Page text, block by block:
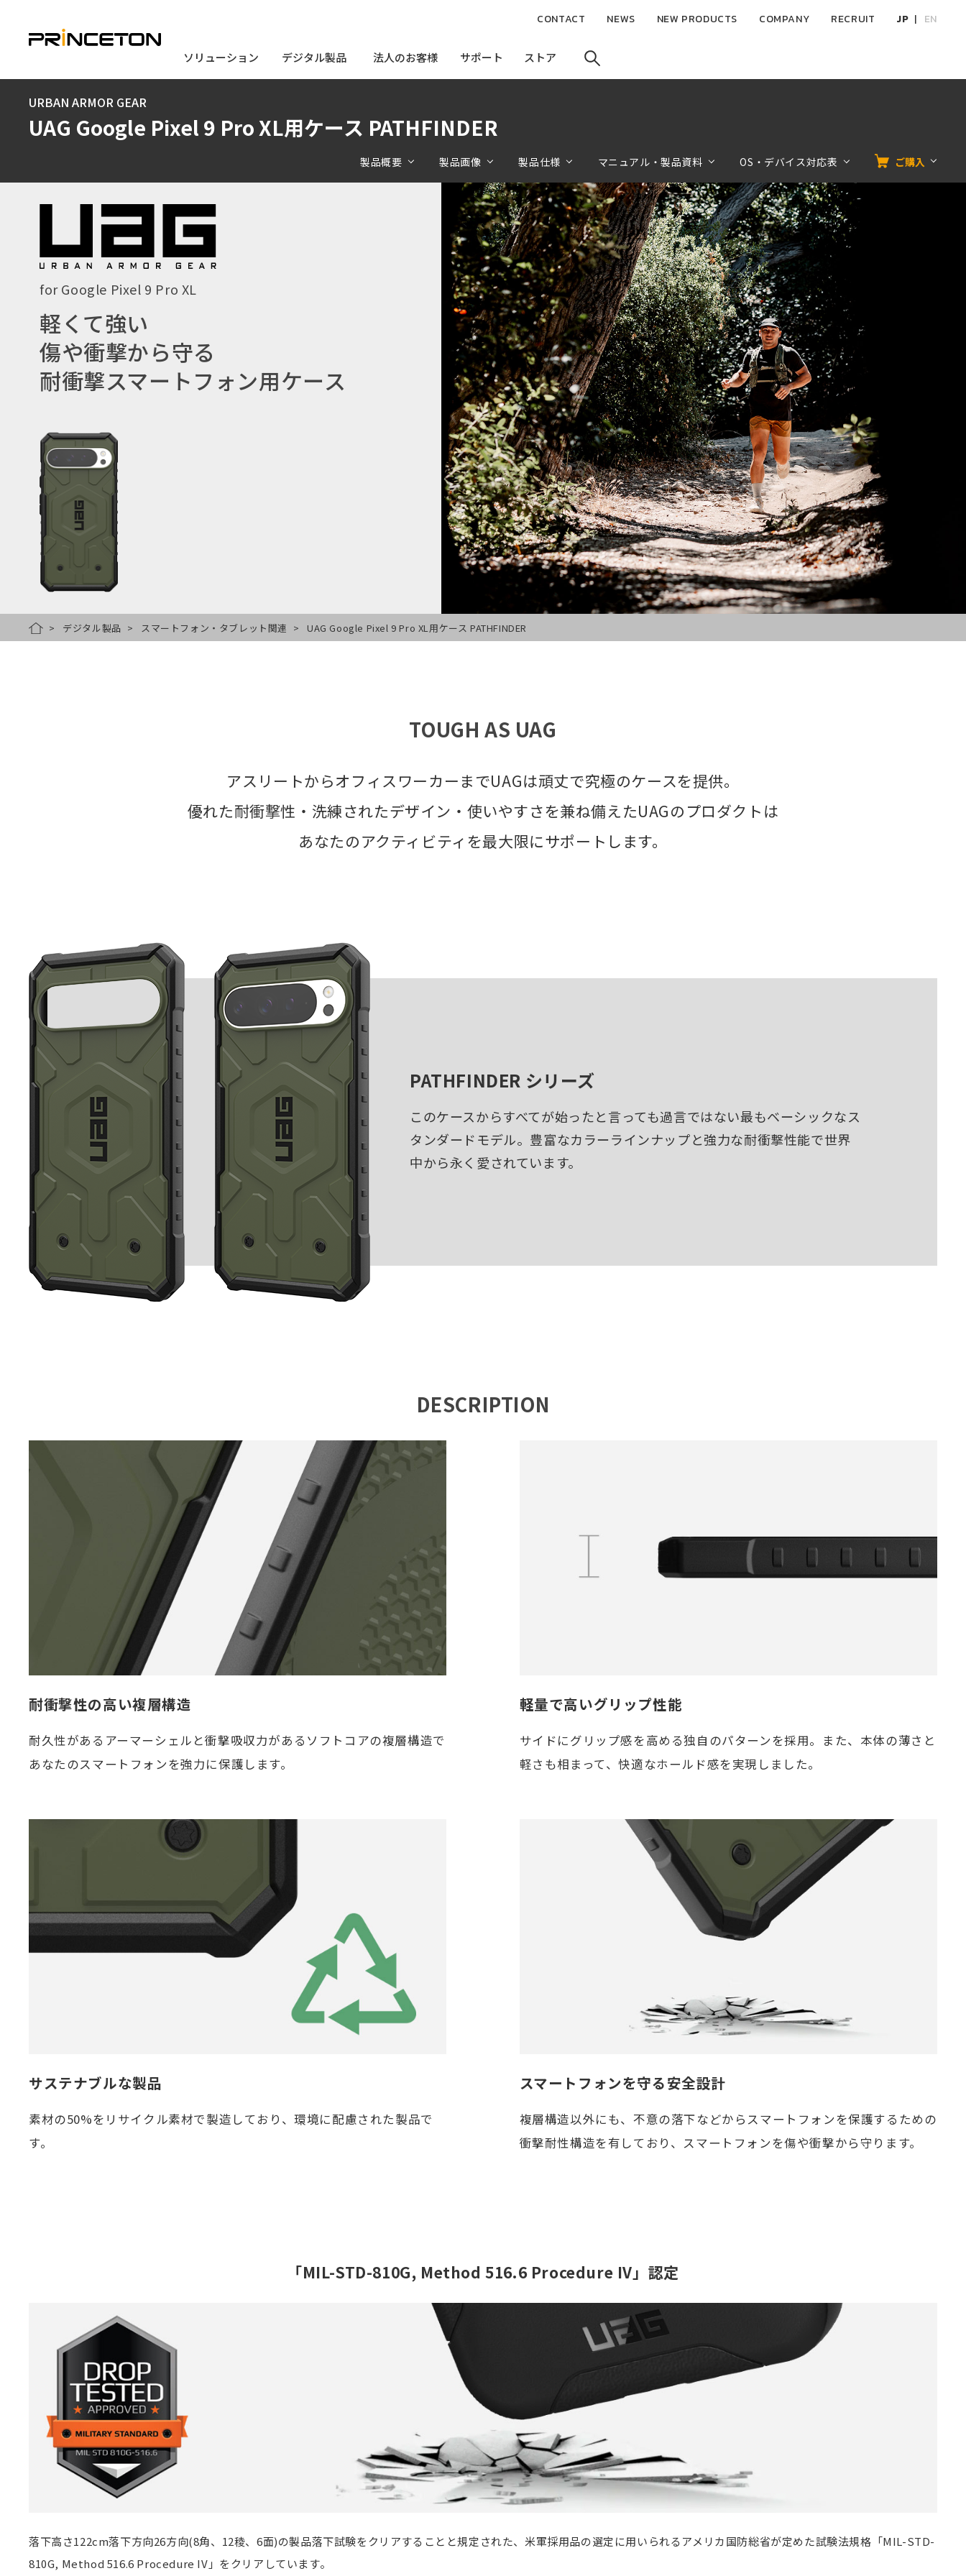
ン
ソリューション
ソリューション デジタル製品
デジタル製品 法人のお客様
法人のお客様 サポート
サポート ストア
ストア
CONTACT NEWS NEW PRODUCTS COMPANY RECRUIT JP EN
URBAN ARMOR GEAR
UAG Google Pixel 9 Pro XL用ケース PATHFINDER
製品概要 製品画像 製品仕様 マニュアル・製品資料 OS・デバイス対応表 ご購入
for Google Pixel 9 Pro XL
軽くて強い
傷や衝撃から守る
耐衝撃スマートフォン用ケース
HOMEデジタル製品 スマートフォン・タブレット関連 UAG Google Pixel 9 Pro XL用ケース PATHFINDER
TOUGH AS UAG
アスリートからオフィスワーカーまでUAGは頑丈で究極のケースを提供。
優れた耐衝撃性・洗練されたデザイン・使いやすさを兼ね備えたUAGのプロダクトは
あなたのアクティビティを最大限にサポートします。
PATHFINDER シリーズ
このケースからすべてが始ったと言っても過言ではない最もベーシックなス
タンダードモデル。豊富なカラーラインナップと強力な耐衝撃性能で世界
中から永く愛されています。
DESCRIPTION
耐衝撃性の高い複層構造
耐久性があるアーマーシェルと衝撃吸収力があるソフトコアの複層構造で
あなたのスマートフォンを強力に保護します。
軽量で高いグリップ性能
サイドにグリップ感を高める独自のパターンを採用。また、本体の薄さと
軽さも相まって、快適なホールド感を実現しました。
サステナブルな製品
素材の50%をリサイクル素材で製造しており、環境に配慮された製品で
す。
スマートフォンを守る安全設計
複層構造以外にも、不意の落下などからスマートフォンを保護するための
衝撃耐性構造を有しており、スマートフォンを傷や衝撃から守ります。
「MIL-STD-810G, Method 516.6 Procedure IV」認定
落下高さ122cm落下方向26方向(8角、12稜、6面)の製品落下試験をクリアすることと規定された、米軍採用品の選定に用いられるアメリカ国防総省が定めた試験法規格「MIL-STD-
810G, Method 516.6 Procedure IV」をクリアしています。